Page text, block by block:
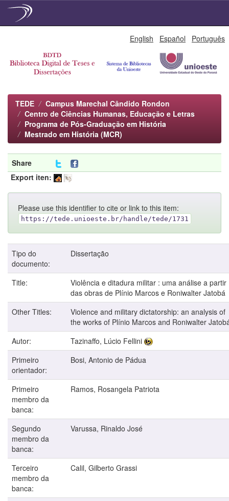
English Español Português
TEDE
Campus Marechal Cândido Rondon
Centro de Ciências Humanas, Educação e Letras
Programa de Pós-Graduação em História
Mestrado em História (MCR)
Share
Export iten:
Please use this identifier to cite or link to this item:
https://tede.unioeste.br/handle/tede/1731
Tipo do
documento:
Dissertação
Title:
Violência e ditadura militar : uma análise a partir
das obras de Plínio Marcos e Roniwalter Jatobá
Other Titles:
Violence and military dictatorship: an analysis of
the works of Plínio Marcos and Roniwalter
Autor:
Tazinaffo, Lúcio Fellini
Primeiro
orientador:
Bosi, Antonio de Pádua
Primeiro
membro da
banca:
Ramos, Rosangela Patriota
Segundo
membro da
banca:
Varussa, Rinaldo José
Terceiro
membro da
banca:
Calil, Gilberto Grassi